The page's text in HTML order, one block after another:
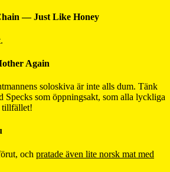
— Just Like Honey
Again
soloskiva är inte alls dum. Tänk
Specks som öppningsakt, som alla lyckliga
tillfället!
och pratade även lite norsk mat med